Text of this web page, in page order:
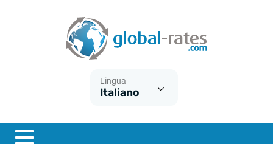
Lingua
Italiano
ESTER
Cos'è l'inflazione CPI?
Cos'è l'inflazione HICP?
Inflazione Italia
Tassi storici Euribor
Tassi storici di SONIA
Calcolatore dell’inflazione